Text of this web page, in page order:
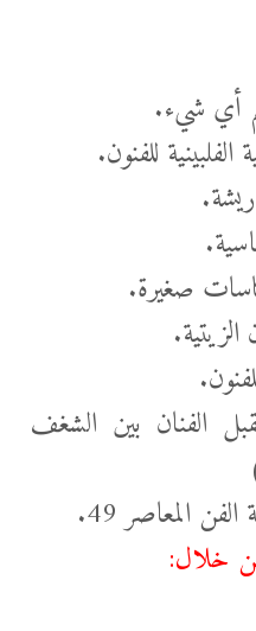
أي شيء.
للفنون.
صغيرة.
الفنان بين الشغف
المعاصر 49.
خلال: